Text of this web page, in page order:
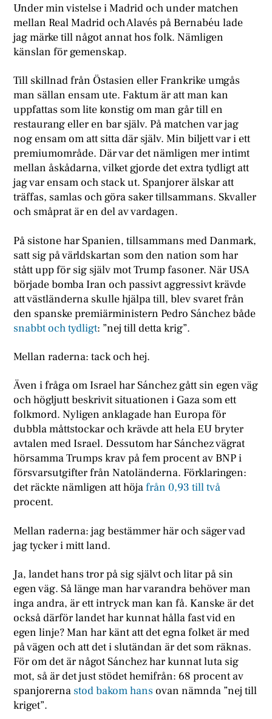
Under min vistelse i Madrid och under matchen
mellan Real Madrid och Alavés på Bernabéu lade
jag märke till något annat hos folk. Nämligen
känslan för gemenskap.
Till skillnad från Östasien eller Frankrike umgås
man sällan ensam ute. Faktum är att man kan
uppfattas som lite konstig om man går till en
restaurang eller en bar själv. På matchen var jag
nog ensam om att sitta där själv. Min biljett var i ett
premiumområde. Där var det nämligen mer intimt
mellan åskådarna, vilket gjorde det extra tydligt att
jag var ensam och stack ut. Spanjorer älskar att
träffas, samlas och göra saker tillsammans. Skvaller
och småprat är en del av vardagen.
På sistone har Spanien, tillsammans med Danmark,
satt sig på världskartan som den nation som har
stått upp för sig själv mot Trump fasoner. När USA
började bomba Iran och passivt aggressivt krävde
att västländerna skulle hjälpa till, blev svaret från
den spanske premiärministern Pedro Sánchez både
snabbt och tydligt: ”nej till detta krig”.
Mellan raderna: tack och hej.
Även i fråga om Israel har Sánchez gått sin egen väg
och högljutt beskrivit situationen i Gaza som ett
folkmord. Nyligen anklagade han Europa för
dubbla måttstockar och krävde att hela EU bryter
avtalen med Israel. Dessutom har Sánchez vägrat
hörsamma Trumps krav på fem procent av BNP i
försvarsutgifter från Natoländerna. Förklaringen:
det räckte nämligen att höjafrån 0,93 till två
procent.
Mellan raderna: jag bestämmer här och säger vad
jag tycker i mitt land.
Ja, landet hans tror på sig självt och litar på sin
egen väg. Så länge man har varandra behöver man
inga andra, är ett intryck man kan få. Kanske är det
också därför landet har kunnat hålla fast vid en
egen linje? Man har känt att det egna folket är med
på vägen och att det i slutändan är det som räknas.
För om det är något Sánchez har kunnat luta sig
mot, så är det just stödet hemifrån: 68 procent av
spanjorerna stod bakom hans ovan nämnda ”nej till
kriget”.